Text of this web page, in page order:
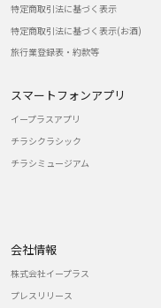
特定商取引法に基づく表示
特定商取引法に基づく表示(お酒)
旅行業登録表・約款等
スマートフォンアプリ
イープラスアプリ
チラシクラシック
チラシミュージアム
会社情報
株式会社イープラス
プレスリリース